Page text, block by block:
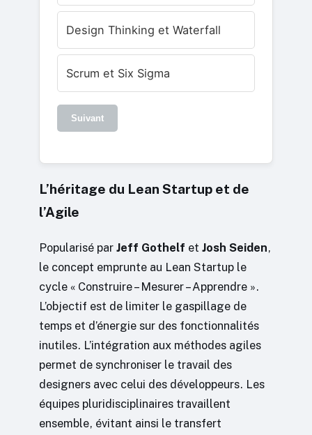
Design Thinking et Waterfall
Scrum et Six Sigma
Suivant
L’héritage du Lean Startup et de
l’Agile
Popularisé par Jeff Gothelf et Josh Seiden,
le concept emprunte au Lean Startup le
cycle « Construire – Mesurer – Apprendre ».
L’objectif est de limiter le gaspillage de
temps et d’énergie sur des fonctionnalités
inutiles. L’intégration aux méthodes agiles
permet de synchroniser le travail des
designers avec celui des développeurs. Les
équipes pluridisciplinaires travaillent
ensemble, évitant ainsi le transfert